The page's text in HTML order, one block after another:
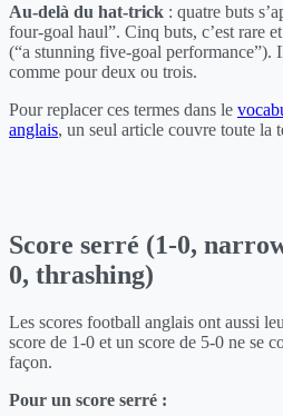
Au-delà du hat-trick : quatre buts
four-goal haul”. Cinq buts, c’est rare
(“a stunning five-goal performance”).
comme pour deux ou trois.
Pour replacer ces termes dans le
anglais, un seul article couvre toute la
Score serré (1-0,
0, thrashing)
Les scores football anglais ont aussi
score de 1-0 et un score de 5-0 ne se
façon.
Pour un score serré :